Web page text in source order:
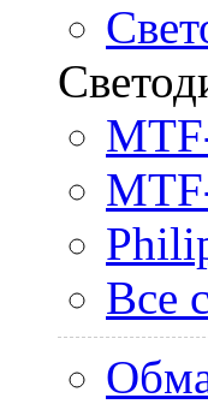
Все